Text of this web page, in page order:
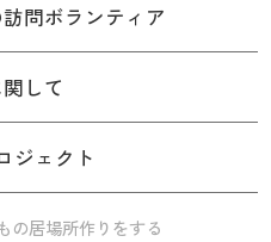
問ボランティア
して
ジェクト
の居場所作りをする